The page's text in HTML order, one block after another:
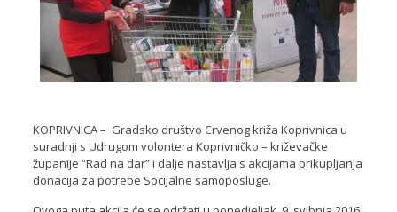
KOPRIVNICA – Gradsko društvo Crvenog križa Koprivnica u
suradnji s Udrugom volontera Koprivničko – križevačke
županije “Rad na dar” i dalje nastavlja s akcijama prikupljanja
donacija za potrebe Socijalne samoposluge.